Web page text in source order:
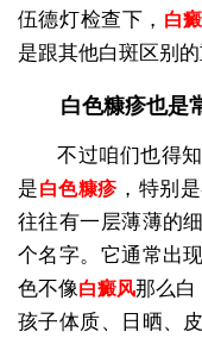
伍德灯检查下， 白
是跟其他白斑区别的
白色糠疹也是
不过咱们也得
是白色糠疹 ，特别
往往有一层薄薄的
个名字。它通常出
色不像白癜风那么白
孩子体质、日晒、